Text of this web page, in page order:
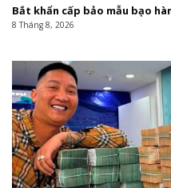
Bắt khẩn cấp bảo mẫu bạo
8 Tháng 8, 2026